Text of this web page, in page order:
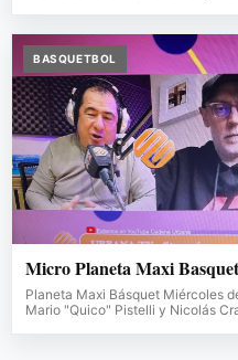
BASQUETBOL
Micro Planeta Maxi
Planeta Maxi Básquet Miércoles
Mario "Quico" Pistelli y Nicolás